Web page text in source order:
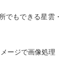
でもできる星雲・
ージで画像処理